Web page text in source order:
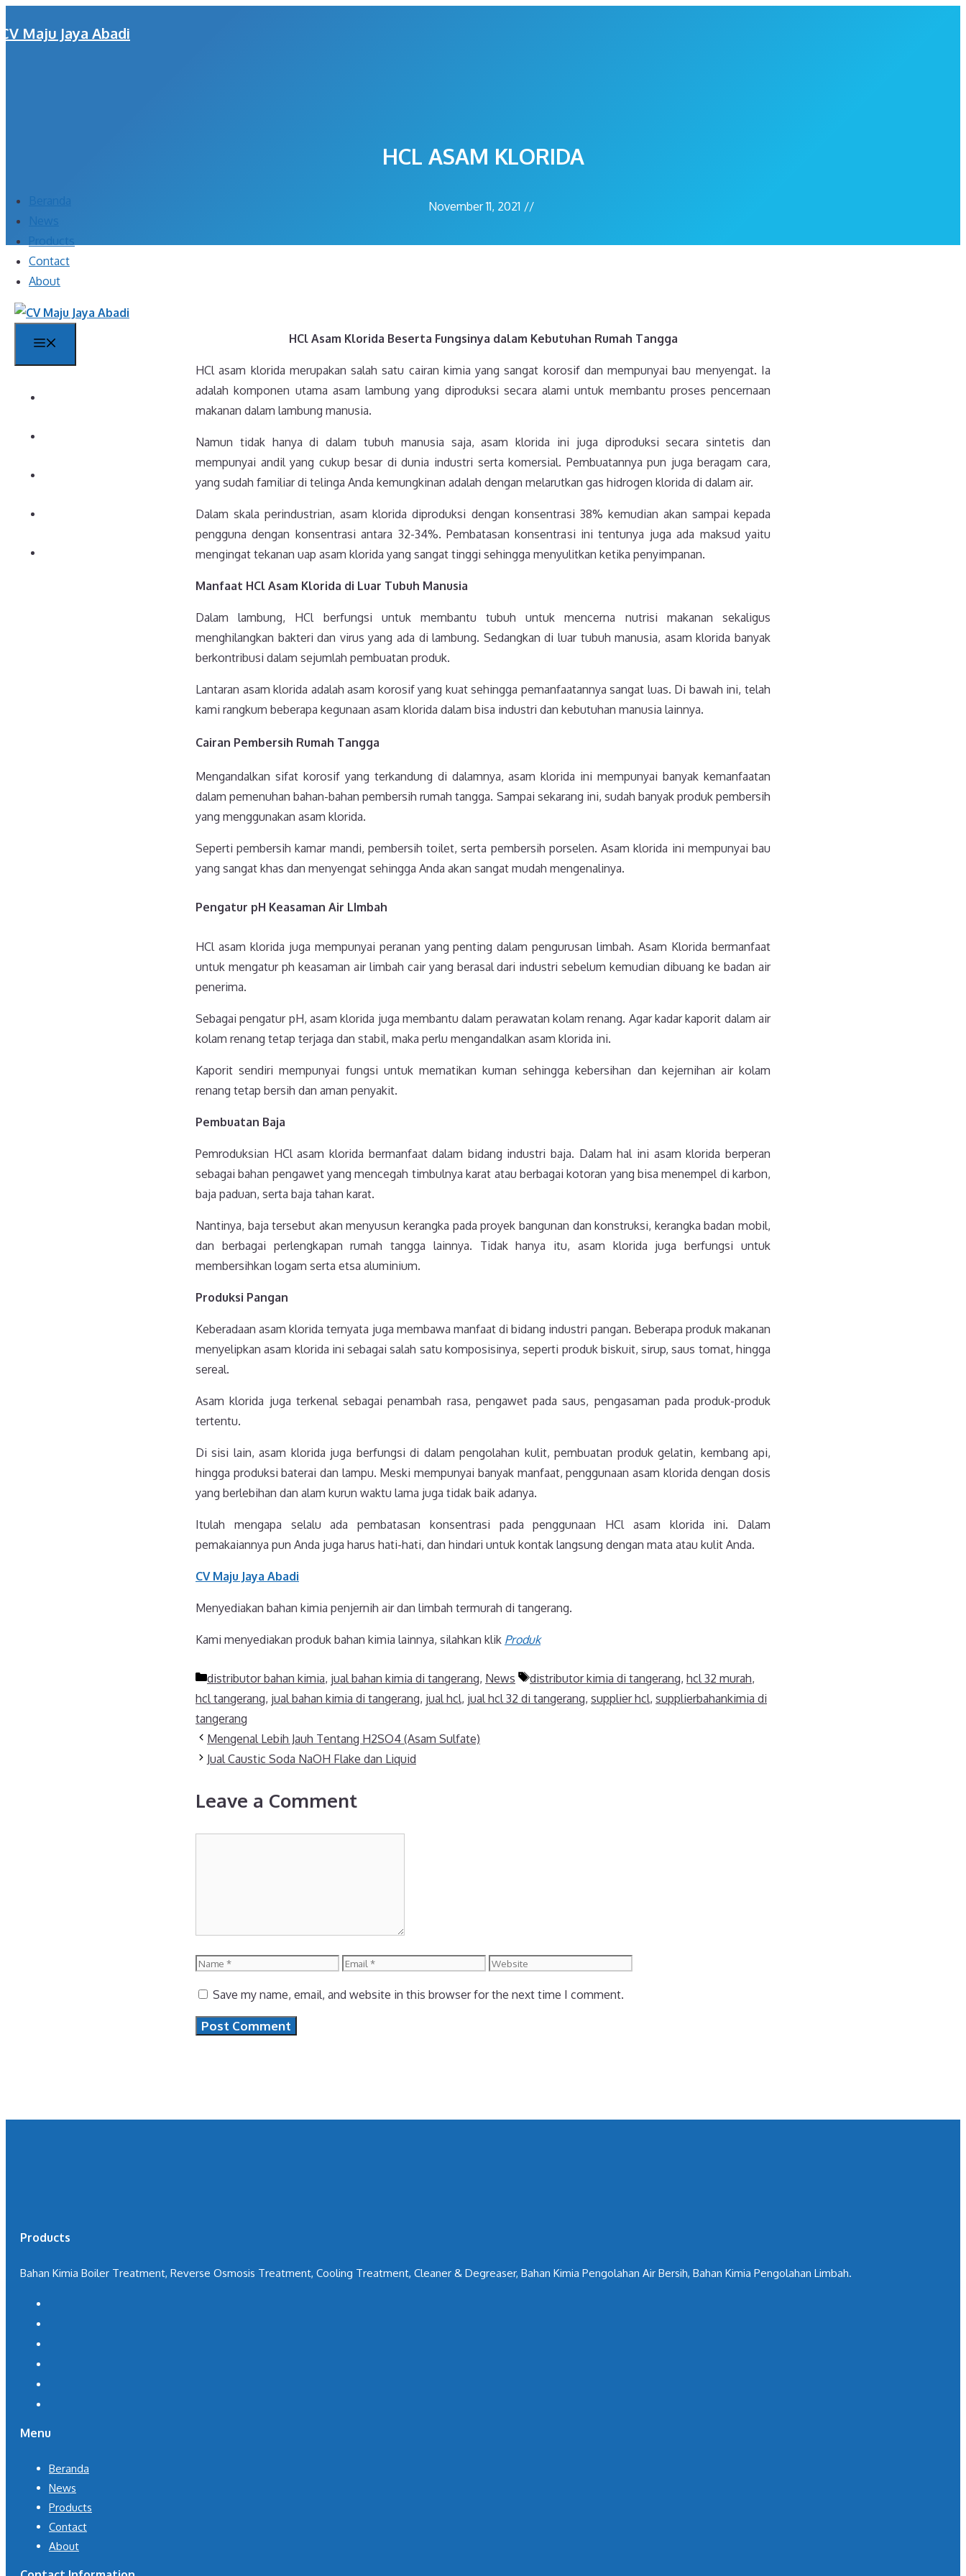
toCV Maju Jaya Abadi
Menu
News
Contact
About
HCL ASAM KLORIDA
November 11, 2021 //
HCl Asam Klorida Beserta Fungsinya dalam Kebutuhan Rumah Tangga
HCl asam klorida merupakan salah satu cairan kimia yang sangat korosif dan mempunyai bau menyengat. Ia
adalah komponen utama asam lambung yang diproduksi secara alami untuk membantu proses pencernaan
makanan dalam lambung manusia.
Namun tidak hanya di dalam tubuh manusia saja, asam klorida ini juga diproduksi secara sintetis dan
mempunyai andil yang cukup besar di dunia industri serta komersial. Pembuatannya pun juga beragam cara,
yang sudah familiar di telinga Anda kemungkinan adalah dengan melarutkan gas hidrogen klorida di dalam air.
Dalam skala perindustrian, asam klorida diproduksi dengan konsentrasi 38% kemudian akan sampai kepada
pengguna dengan konsentrasi antara 32-34%. Pembatasan konsentrasi ini tentunya juga ada maksud yaitu
mengingat tekanan uap asam klorida yang sangat tinggi sehingga menyulitkan ketika penyimpanan.
Manfaat HCl Asam Klorida di Luar Tubuh Manusia
Dalam lambung, HCl berfungsi untuk membantu tubuh untuk mencerna nutrisi makanan sekaligus
menghilangkan bakteri dan virus yang ada di lambung. Sedangkan di luar tubuh manusia, asam klorida banyak
berkontribusi dalam sejumlah pembuatan produk.
Lantaran asam klorida adalah asam korosif yang kuat sehingga pemanfaatannya sangat luas. Di bawah ini, telah
kami rangkum beberapa kegunaan asam klorida dalam bisa industri dan kebutuhan manusia lainnya.
Cairan Pembersih Rumah Tangga
Mengandalkan sifat korosif yang terkandung di dalamnya, asam klorida ini mempunyai banyak kemanfaatan
dalam pemenuhan bahan-bahan pembersih rumah tangga. Sampai sekarang ini, sudah banyak produk pembersih
yang menggunakan asam klorida.
Seperti pembersih kamar mandi, pembersih toilet, serta pembersih porselen. Asam klorida ini mempunyai bau
yang sangat khas dan menyengat sehingga Anda akan sangat mudah mengenalinya.
Pengatur pH Keasaman Air LImbah
HCl asam klorida juga mempunyai peranan yang penting dalam pengurusan limbah. Asam Klorida bermanfaat
untuk mengatur ph keasaman air limbah cair yang berasal dari industri sebelum kemudian dibuang ke badan air
penerima.
Sebagai pengatur pH, asam klorida juga membantu dalam perawatan kolam renang. Agar kadar kaporit dalam air
kolam renang tetap terjaga dan stabil, maka perlu mengandalkan asam klorida ini.
Kaporit sendiri mempunyai fungsi untuk mematikan kuman sehingga kebersihan dan kejernihan air kolam
renang tetap bersih dan aman penyakit.
Pembuatan Baja
Pemroduksian HCl asam klorida bermanfaat dalam bidang industri baja. Dalam hal ini asam klorida berperan
sebagai bahan pengawet yang mencegah timbulnya karat atau berbagai kotoran yang bisa menempel di karbon,
baja paduan, serta baja tahan karat.
Nantinya, baja tersebut akan menyusun kerangka pada proyek bangunan dan konstruksi, kerangka badan mobil,
dan berbagai perlengkapan rumah tangga lainnya. Tidak hanya itu, asam klorida juga berfungsi untuk
membersihkan logam serta etsa aluminium.
Produksi Pangan
Keberadaan asam klorida ternyata juga membawa manfaat di bidang industri pangan. Beberapa produk makanan
menyelipkan asam klorida ini sebagai salah satu komposisinya, seperti produk biskuit, sirup, saus tomat, hingga
sereal.
Asam klorida juga terkenal sebagai penambah rasa, pengawet pada saus, pengasaman pada produk-produk
tertentu.
Di sisi lain, asam klorida juga berfungsi di dalam pengolahan kulit, pembuatan produk gelatin, kembang api,
hingga produksi baterai dan lampu. Meski mempunyai banyak manfaat, penggunaan asam klorida dengan dosis
yang berlebihan dan alam kurun waktu lama juga tidak baik adanya.
Itulah mengapa selalu ada pembatasan konsentrasi pada penggunaan HCl asam klorida ini. Dalam
pemakaiannya pun Anda juga harus hati-hati, dan hindari untuk kontak langsung dengan mata atau kulit Anda.
CV Maju Jaya Abadi
Menyediakan bahan kimia penjernih air dan limbah termurah di tangerang.
Kami menyediakan produk bahan kimia lainnya, silahkan klik Produk
Categories
distributor bahan kimia, jual bahan kimia di tangerang, News Tags
distributor kimia di tangerang, hcl 32 murah,
hcl tangerang, jual bahan kimia di tangerang, jual hcl, jual hcl 32 di tangerang, supplier hcl, supplierbahankimia di
tangerang
Mengenal Lebih Jauh Tentang H2SO4 (Asam Sulfate)
Jual Caustic Soda NaOH Flake dan Liquid
Leave a Comment
Name Email Website
Save my name, email, and website in this browser for the next time I comment.
Products
Bahan Kimia Boiler Treatment, Reverse Osmosis Treatment, Cooling Treatment, Cleaner & Degreaser, Bahan Kimia Pengolahan Air Bersih, Bahan Kimia Pengolahan Limbah.
Menu
Beranda
News
Products
Contact
About